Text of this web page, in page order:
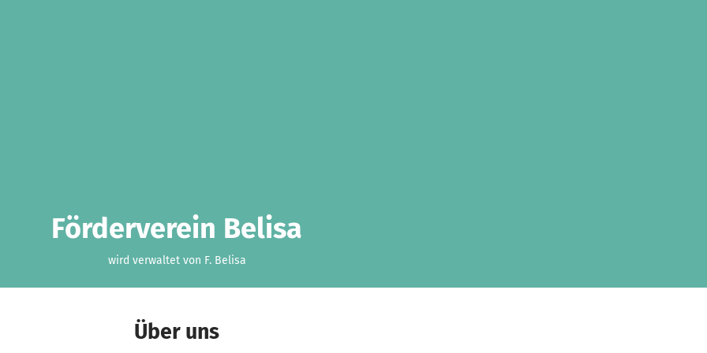
Förderverein Belisa
wird verwaltet von F. Belisa
Über uns